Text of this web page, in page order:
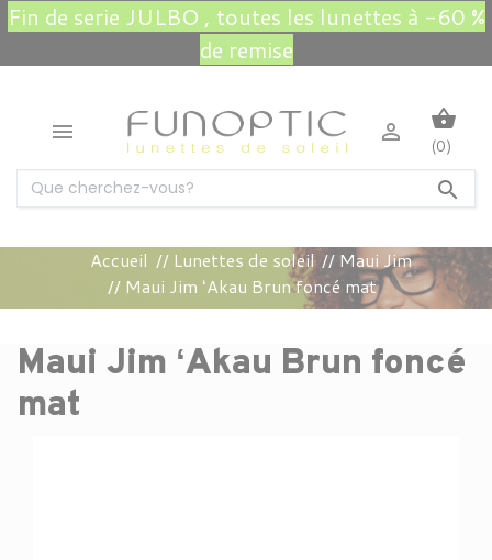
Fin de serie JULBO , toutes les lunettes à -60 %
de remise


 shopping_basket
(0)
Accueil Lunettes de soleil
Maui Jim
Maui Jim ʻAkau Brun foncé mat
Maui Jim ʻAkau Brun foncé
mat